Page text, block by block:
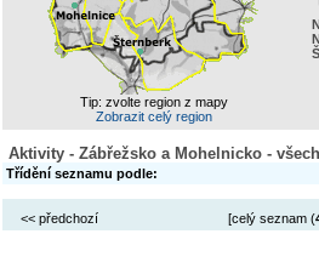
Tip: zvolte region z mapy
Zobrazit celý region
Aktivity - Zábřežsko a Mohelnicko -
Třídění seznamu podle:
<< předchozí [celý seznam (